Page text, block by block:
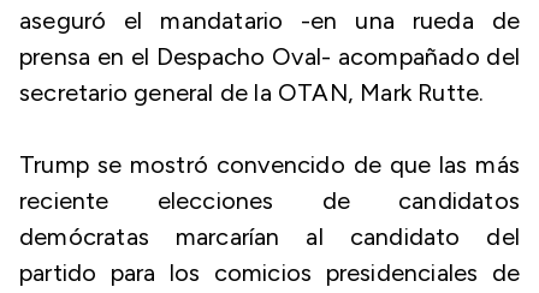
aseguró el mandatario -en una rueda de
prensa en el Despacho Oval- acompañado del
secretario general de la OTAN, Mark Rutte.
Trump se mostró convencido de que las más
reciente elecciones de candidatos
demócratas marcarían al candidato del
partido para los comicios presidenciales de